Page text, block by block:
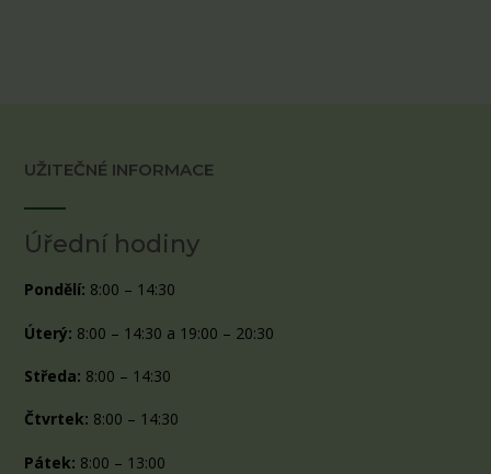
UŽITEČNÉ INFORMACE
Úřední hodiny
Pondělí: 8:00 – 14:30
Úterý: 8:00 – 14:30 a 19:00 – 20:30
Středa: 8:00 – 14:30
Čtvrtek: 8:00 – 14:30
Pátek: 8:00 – 13:00